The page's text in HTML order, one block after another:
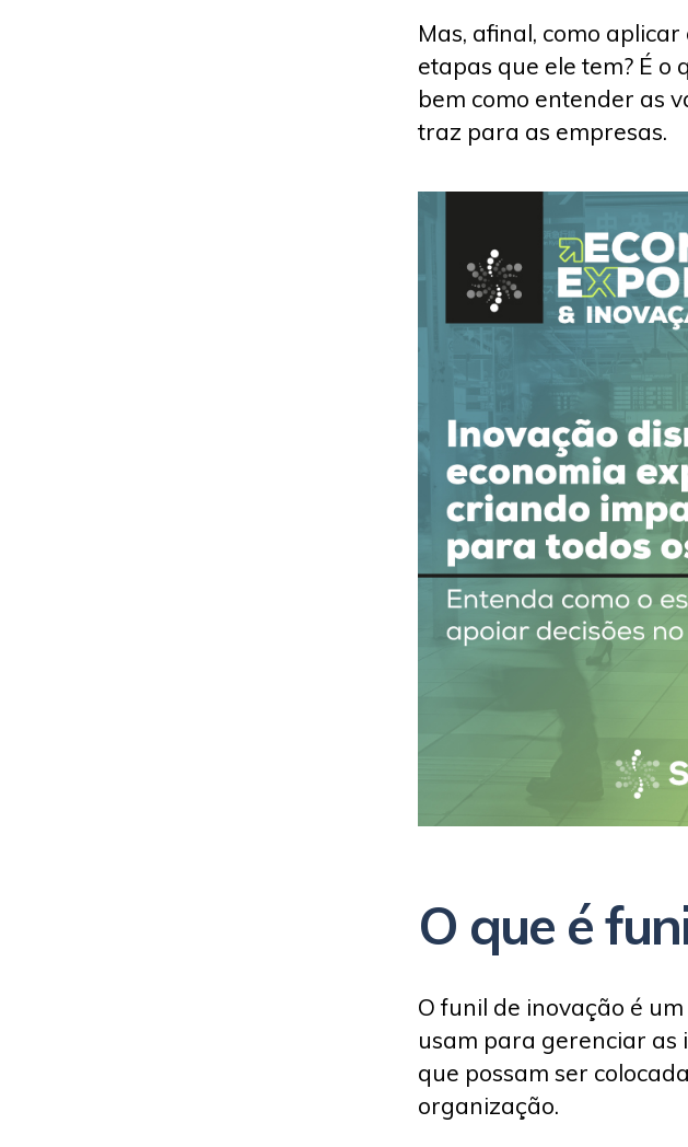
Mas, afinal, como
etapas que ele tem? É o
bem como entender as
traz para as empresas.
O que é
O funil de inovação é
usam para gerenciar as
que possam ser
organização.